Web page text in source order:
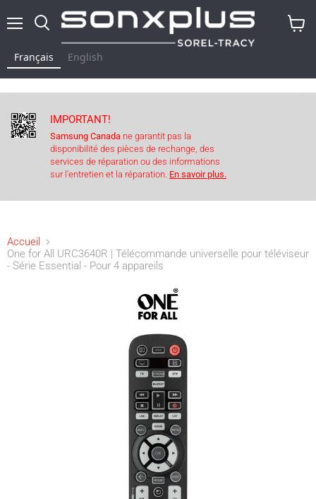
Français English
IMPORTANT!
Samsung Canada ne garantit pas la
disponibilité des pièces de rechange, des
services de réparation ou des informations
sur l'entretien et la réparation. En savoir plus.
Accueil
One for All URC3640R | Télécommande universelle pour téléviseur
- Série Essential - Pour 4 appareils